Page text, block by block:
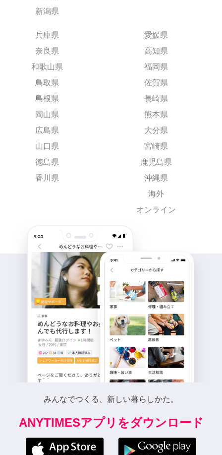
新潟県
兵庫県
奈良県
和歌山県
鳥取県
島根県
岡山県
広島県
山口県
徳島県
香川県
愛媛県
高知県
福岡県
佐賀県
長崎県
熊本県
大分県
宮崎県
鹿児島県
沖縄県
海外
オンライン
みんなでつくる、新しい暮らしかた。
ANYTIMESアプリをダウンロード